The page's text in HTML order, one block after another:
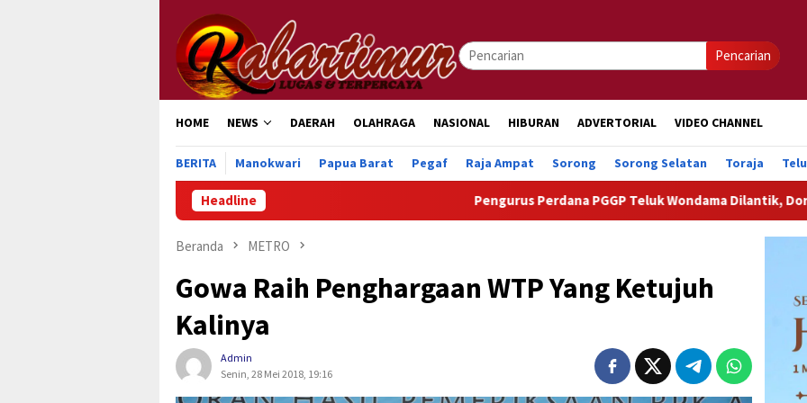
konten
Pencarian
HOME NEWS DAERAH OLAHRAGA NASIONAL HIBURAN ADVERTORIAL VIDEO CHANNEL
BERITA Manokwari Papua Barat Pegaf Raja Ampat Sorong Sorong Selatan Toraja
Headline Pengurus Perdana PGGP Teluk Wondama Dilantik, Dorong Perhatian Lebih
Beranda METRO
Gowa Raih Penghargaan WTP Yang Ketujuh
Kalinya
Admin
Senin, 28 Mei 2018, 19:16